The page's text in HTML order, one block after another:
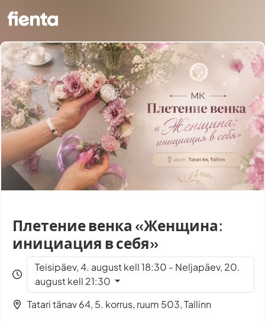
Плетение венка «Женщина:
инициация в себя»
Teisipäev, 4. august kell 18:30 - Neljapäev, 20.
august kell 21:30
Tatari tänav 64, 5. korrus, ruum 503, Tallinn